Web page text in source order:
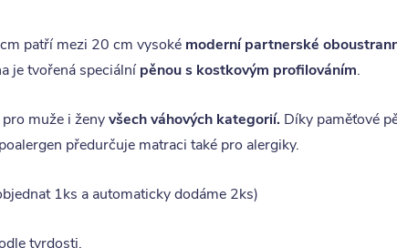
patří mezi 20 cm vysoké moderní partnerské
je tvořená speciálnípěnou s kostkovým profilováním.
muže i ženyvšech váhových kategorií. Díky paměťové
předurčuje matraci také pro alergiky.
1ks a automaticky dodáme 2ks)
tvrdosti.